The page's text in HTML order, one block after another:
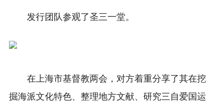
发行团队参观了圣三一堂。
在上海市基督教两会，对方着重分享了其在挖
掘海派文化特色、整理地方文献、研究三自爱国运